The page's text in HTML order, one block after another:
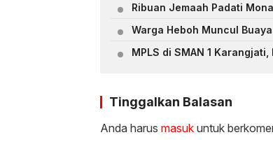
Ribuan Jemaah Padati
Warga Heboh Muncul
MPLS di SMAN 1
Tinggalkan Balasan
Anda harus masuk untuk